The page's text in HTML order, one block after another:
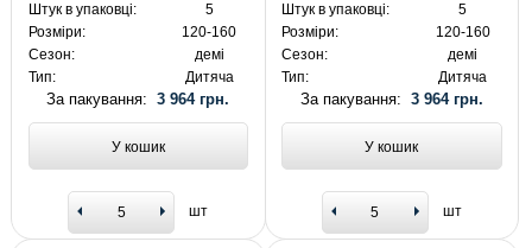
Штук в упаковці:
5
Розміри:
120-160
Сезон:
демі
Тип:
Дитяча
За пакування:3 964 грн.
У кошик
шт
Штук в упаковці:
5
Розміри:
120-160
Сезон:
демі
Тип:
Дитяча
За пакування: 3 964 грн.
У кошик
шт